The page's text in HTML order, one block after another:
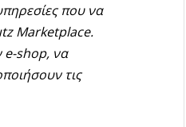
που να
Marketplace.
e-shop, να
τις